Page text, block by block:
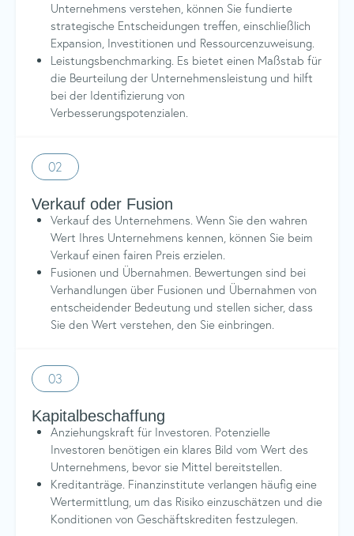
Unternehmens verstehen, können Sie fundierte
strategische Entscheidungen treffen, einschließlich
Expansion, Investitionen und Ressourcenzuweisung.
Leistungsbenchmarking. Es bietet einen Maßstab für
die Beurteilung der Unternehmensleistung und hilft
bei der Identifizierung von
Verbesserungspotenzialen.
Verkauf oder Fusion
Verkauf des Unternehmens. Wenn Sie den wahren
Wert Ihres Unternehmens kennen, können Sie beim
Verkauf einen fairen Preis erzielen.
Fusionen und Übernahmen. Bewertungen sind bei
Verhandlungen über Fusionen und Übernahmen von
entscheidender Bedeutung und stellen sicher, dass
Sie den Wert verstehen, den Sie einbringen.
02
Kapitalbeschaffung
Anziehungskraft für Investoren. Potenzielle
Investoren benötigen ein klares Bild vom Wert des
Unternehmens, bevor sie Mittel bereitstellen.
Kreditanträge. Finanzinstitute verlangen häufig eine
Wertermittlung, um das Risiko einzuschätzen und die
Konditionen von Geschäftskrediten festzulegen.
03